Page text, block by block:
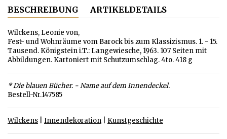
BESCHREIBUNG ARTIKELDETAILS
Wilckens, Leonie von,
Fest- und Wohnräume vom Barock bis zum Klassizismus. 1. - 15.
Tausend. Königstein i.T.: Langewiesche, 1963. 107 Seiten mit
Abbildungen. Kartoniert mit Schutzumschlag. 4to. 418 g
* Die blauen Bücher. - Name auf dem Innendeckel.
Bestell-Nr.147585
Wilckens Innendekoration Kunstgeschichte